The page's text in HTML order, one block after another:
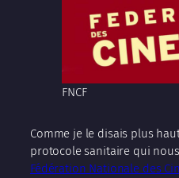
FNCF
Comme je le disais plus
protocole sanitaire qui
Fédération Nationale des